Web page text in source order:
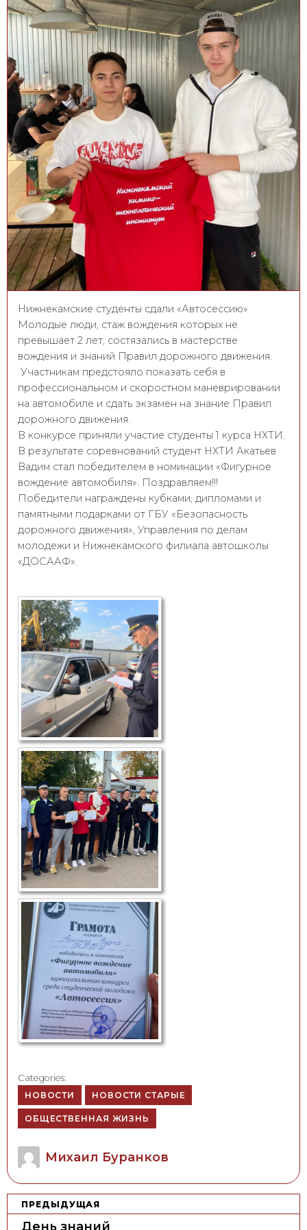
Нижнекамские студенты сдали «Автосессию»
Молодые люди, стаж вождения которых не
превышает 2 лет, состязались в мастерстве
вождения и знаний Правил дорожного движения.
Участникам предстояло показать себя в
профессиональном и скоростном маневрировании
на автомобиле и сдать экзамен на знание Правил
дорожного движения.
В конкурсе приняли участие студенты 1 курса НХТИ.
В результате соревнований студент НХТИ Акатьев
Вадим стал победителем в номинации «Фигурное
вождение автомобиля». Поздравляем!!!
Победители награждены кубками, дипломами и
памятными подарками от ГБУ «Безопасность
дорожного движения», Управления по делам
молодежи и Нижнекамского филиала автошколы
«ДОСААФ».
Categories:
НОВОСТИ
НОВОСТИ СТАРЫЕ
ОБЩЕСТВЕННАЯ ЖИЗНЬ
Author
Михаил Буранков
НПРЕДЫДУЩАЯ
День знаний